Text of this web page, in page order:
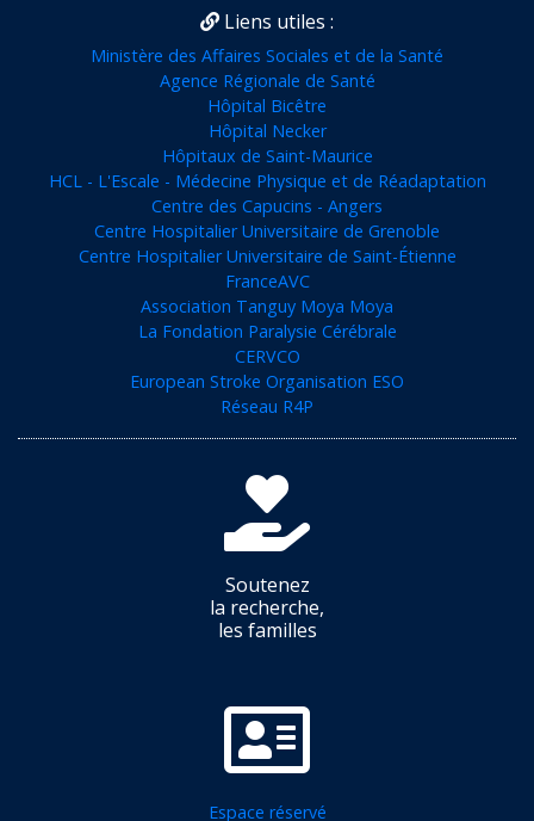
Liens utiles :
Ministère des Affaires Sociales et de la Santé
Agence Régionale de Santé
Hôpital Bicêtre
Hôpital Necker
Hôpitaux de Saint-Maurice
HCL - L'Escale - Médecine Physique et de Réadaptation
Centre des Capucins - Angers
Centre Hospitalier Universitaire de Grenoble
Centre Hospitalier Universitaire de Saint-Étienne
FranceAVC
Association Tanguy Moya Moya
La Fondation Paralysie Cérébrale
CERVCO
European Stroke Organisation ESO
Réseau R4P
Soutenez
la recherche,
les familles
Espace réservé